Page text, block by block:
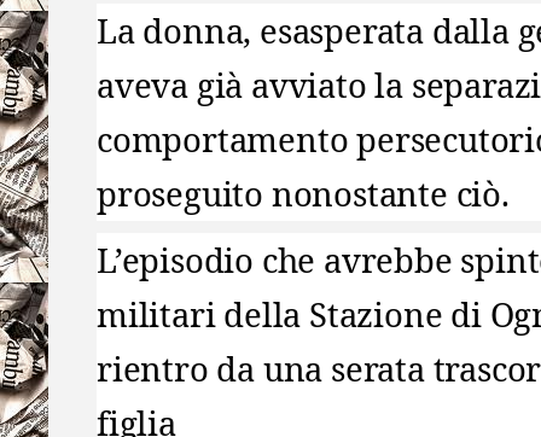
La donna, esasperata dalla
aveva già avviato la
comportamento
proseguito nonostante ciò.
L’episodio che avrebbe
militari della Stazione di
rientro da una serata
figlia